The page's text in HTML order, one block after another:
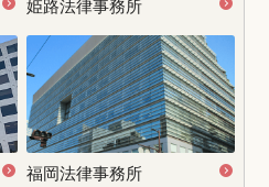
姫路法律事務所
福岡法律事務所